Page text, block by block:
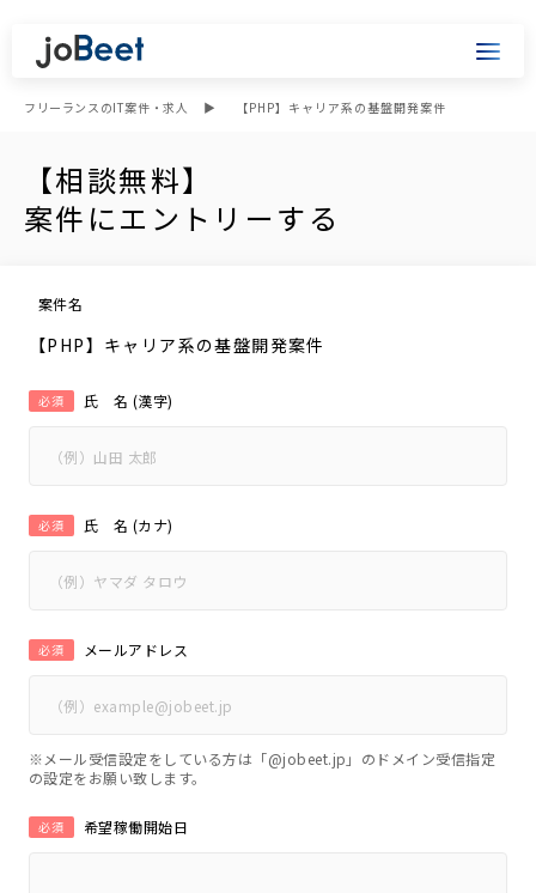
フリーランスのIT案件・求人 【PHP】キャリア系の基盤開発案件
【相談無料】
案件にエントリーする
案件名
【PHP】キャリア系の基盤開発案件
氏 名 (漢字)
必須
氏 名 (カナ)
必須
メールアドレス
必須
※メール受信設定をしている方は「@jobeet.jp」のドメイン受信指定
の設定をお願い致します。
希望稼働開始日
必須